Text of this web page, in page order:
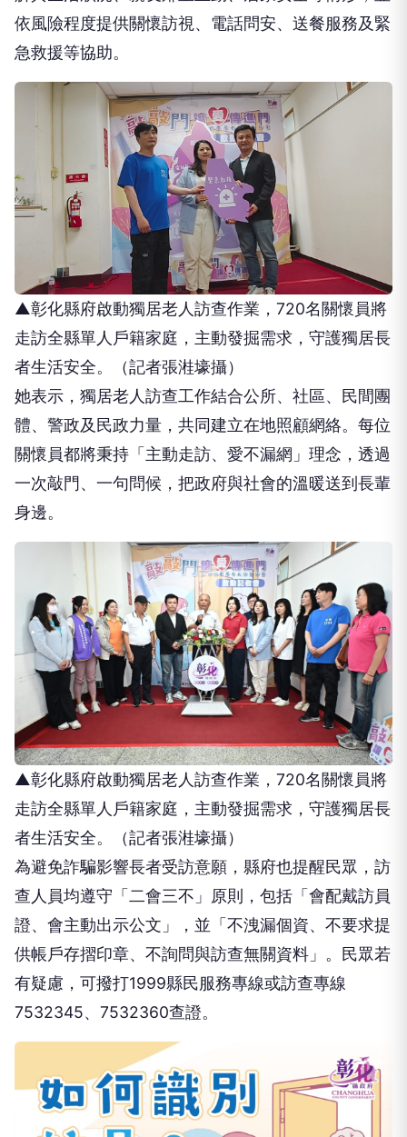
依風險程度提供關懷訪視、電話問安、送餐服務及緊
急救援等協助。
▲彰化縣府啟動獨居老人訪查作業，720名關懷員將
走訪全縣單人戶籍家庭，主動發掘需求，守護獨居長
者生活安全。（記者張溎壕攝）
她表示，獨居老人訪查工作結合公所、社區、民間團
體、警政及民政力量，共同建立在地照顧網絡。每位
關懷員都將秉持「主動走訪、愛不漏網」理念，透過
一次敲門、一句問候，把政府與社會的溫暖送到長輩
身邊。
▲彰化縣府啟動獨居老人訪查作業，720名關懷員將
走訪全縣單人戶籍家庭，主動發掘需求，守護獨居長
者生活安全。（記者張溎壕攝）
為避免詐騙影響長者受訪意願，縣府也提醒民眾，訪
查人員均遵守「二會三不」原則，包括「會配戴訪員
證、會主動出示公文」，並「不洩漏個資、不要求提
供帳戶存摺印章、不詢問與訪查無關資料」。民眾若
有疑慮，可撥打1999縣民服務專線或訪查專線
7532345、7532360查證。